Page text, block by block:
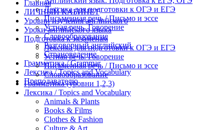
Лексика для подготовки к ОГЭ и ЕГЭ
Письменная речь / Письмо и эссе
Устная речь. Говорение
Словообразование
Разговорный английский
Страноведение
Грамматика / Grammar
Лексика / Topics and Vocabulary
Преподавателю
Главная
ЛИЧНЫЙ КАБИНЕТ
Уровни изучения английского
Уроки английского языка
Подготовка к экзаменам
Лексика для подготовки к ОГЭ и ЕГЭ
Устная речь. Говорение
Письменная речь / Письмо и эссе
Словообразование
Грамматика (уровни 1,2,3)
Лексика / Topics and Vocabulary
Animals & Plants
Books & Films
Clothes & Fashion
Culture & Art